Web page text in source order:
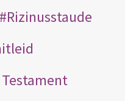
Rizinusstaude